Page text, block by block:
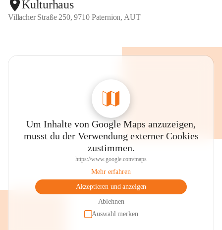
Kulturhaus
Villacher Straße 250, 9710 Paternion, AUT
Um Inhalte von Google Maps anzuzeigen,
musst du der Verwendung externer Cookies
zustimmen.
https://www.google.com/maps
Mehr erfahren
Akzeptieren und anzeigen
Ablehnen
Auswahl merken